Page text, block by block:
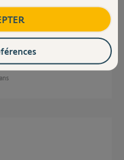
commandant une barre
installation.